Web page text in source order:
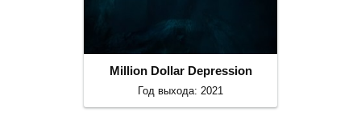
Million Dollar Depression
Год выхода: 2021